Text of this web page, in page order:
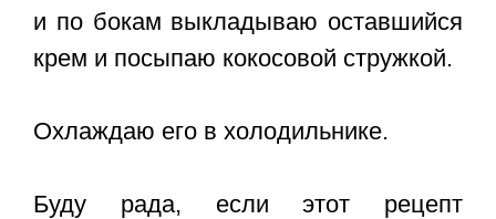
и по бокам выкладываю оставшийся
крем и посыпаю кокосовой стружкой.
Охлаждаю его в холодильнике.
Буду рада, если этот рецепт